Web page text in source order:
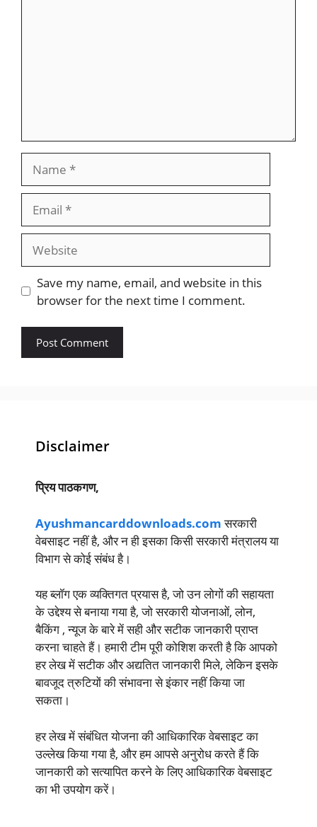
Website
Save my name, email, and website in this
browser for the next time I comment.
Disclaimer
प्रिय पाठकगण,
Ayushmancarddownloads.comसरकारी
वेबसाइट नहीं है, और न ही इसका किसी सरकारी मंत्रालय या
विभाग से कोई संबंध है।
यह ब्लॉग एक व्यक्तिगत प्रयास है, जो उन लोगों की सहायता
के उद्देश्य से बनाया गया है, जो सरकारी योजनाओं, लोन,
बैकिंग , न्यूज के बारे में सही और सटीक जानकारी प्राप्त
करना चाहते हैं। हमारी टीम पूरी कोशिश करती है कि आपको
हर लेख में सटीक और अद्यतित जानकारी मिले, लेकिन इसके
बावजूद त्रुटियों की संभावना से इंकार नहीं किया जा
सकता।
हर लेख में संबंधित योजना की आधिकारिक वेबसाइट का
उल्लेख किया गया है, और हम आपसे अनुरोध करते हैं कि
जानकारी को सत्यापित करने के लिए आधिकारिक वेबसाइट
का भी उपयोग करें।